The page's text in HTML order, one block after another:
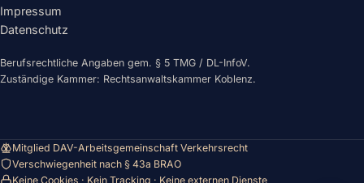
Impressum
Datenschutz
Berufsrechtliche Angaben gem. § 5 TMG / DL-InfoV.
Zuständige Kammer: Rechtsanwaltskammer Koblenz.
Mitglied DAV-Arbeitsgemeinschaft Verkehrsrecht
Verschwiegenheit nach § 43a BRAO
Keine Cookies · Kein Tracking · Keine externen Dienste